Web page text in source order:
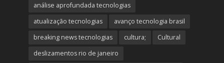
análise aprofundada tecnologias
atualização tecnologias
avanço tecnologia brasil
breaking news tecnologias
cultura;
Cultural
deslizamentos rio de janeiro